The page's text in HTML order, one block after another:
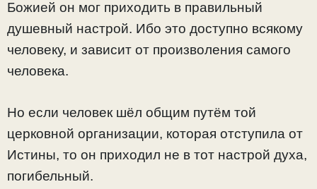
Божией он мог приходить в правильный
душевный настрой. Ибо это доступно всякому
человеку, и зависит от произволения самого
человека.
Но если человек шёл общим путём той
церковной организации, которая отступила от
Истины, то он приходил не в тот настрой духа,
погибельный.